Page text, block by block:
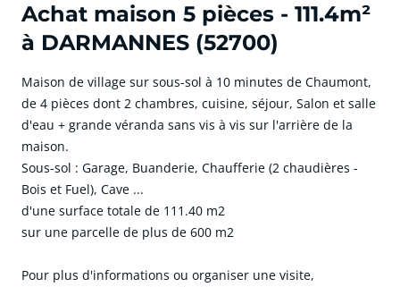
Achat maison 5 pièces - 111.4m²
à DARMANNES (52700)
Maison de village sur sous-sol à 10 minutes de Chaumont,
de 4 pièces dont 2 chambres, cuisine, séjour, Salon et salle
d'eau + grande véranda sans vis à vis sur l'arrière de la
maison.
Sous-sol : Garage, Buanderie, Chaufferie (2 chaudières -
Bois et Fuel), Cave ...
d'une surface totale de 111.40 m2
sur une parcelle de plus de 600 m2
Pour plus d'informations ou organiser une visite,